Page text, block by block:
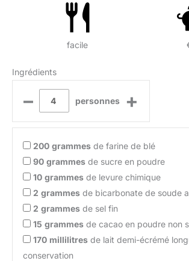
facile
Ingrédients
– personnes +
200 grammes de farine de blé
90 grammes de sucre en poudre
10 grammes de levure chimique
2 grammes de bicarbonate de soude
2 grammes de sel fin
15 grammes de cacao en poudre non
170 millilitres de lait demi-écrémé
conservation